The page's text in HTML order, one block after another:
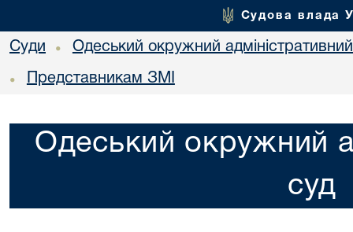
Судова влада
Суди • Одеський окружний
• Представникам ЗМІ
Одеський окружний
суд